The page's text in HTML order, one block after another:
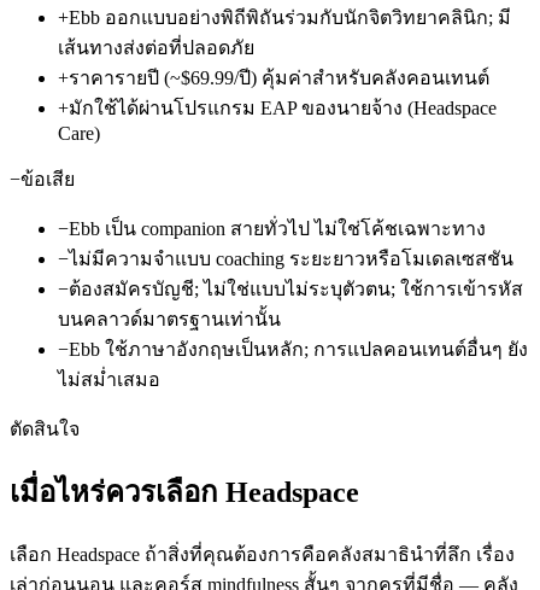
+Ebb ออกแบบอย่างพิถีพิถันร่วมกับนักจิตวิทยาคลินิก; มี
เส้นทางส่งต่อที่ปลอดภัย
+ราคารายปี (~$69.99/ปี) คุ้มค่าสำหรับคลังคอนเทนต์
+มักใช้ได้ผ่านโปรแกรม EAP ของนายจ้าง (Headspace
Care)
−ข้อเสีย
−Ebb เป็น companion สายทั่วไป ไม่ใช่โค้ชเฉพาะทาง
−ไม่มีความจำแบบ coaching ระยะยาวหรือโมเดลเซสชัน
−ต้องสมัครบัญชี; ไม่ใช่แบบไม่ระบุตัวตน; ใช้การเข้ารหัส
บนคลาวด์มาตรฐานเท่านั้น
−Ebb ใช้ภาษาอังกฤษเป็นหลัก; การแปลคอนเทนต์อื่นๆ ยัง
ไม่สม่ำเสมอ
ตัดสินใจ
เมื่อไหร่ควรเลือก Headspace
เลือก Headspace ถ้าสิ่งที่คุณต้องการคือคลังสมาธินำที่ลึก เรื่อง
เล่าก่อนนอน และคอร์ส mindfulness สั้นๆ จากครูที่มีชื่อ — คลัง